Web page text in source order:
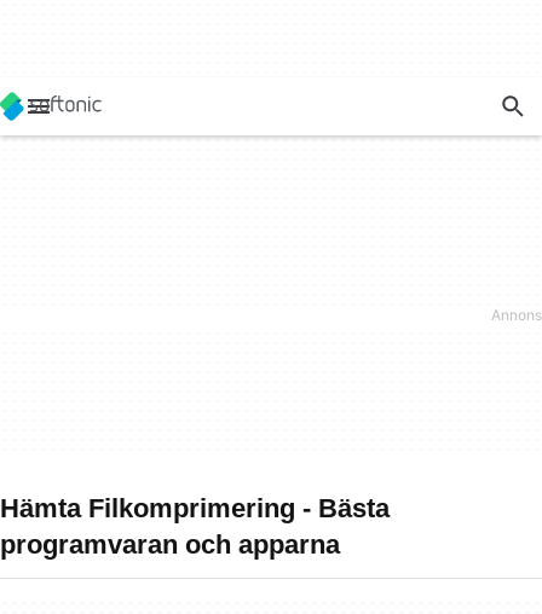
Hämta Filkomprimering - Bästa
programvaran och apparna